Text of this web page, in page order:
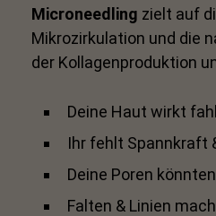
Microneedling zielt auf
Mikrozirkulation und die
der Kollagenproduktion
Deine Haut wirkt
Ihr fehlt Spannkraft
Deine Poren
Falten & Linien